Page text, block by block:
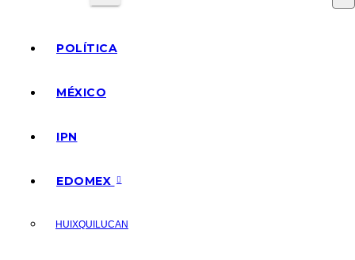
POLÍTICA
MÉXICO
IPN
EDOMEX
HUIXQUILUCAN